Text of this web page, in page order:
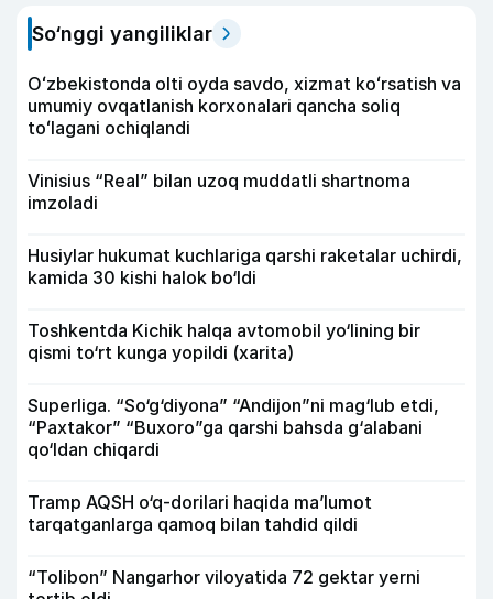
So‘nggi yangiliklar
Oʻzbekistonda olti oyda savdo, xizmat koʻrsatish va
umumiy ovqatlanish korxonalari qancha soliq
toʻlagani ochiqlandi
Vinisius “Real” bilan uzoq muddatli shartnoma
imzoladi
Husiylar hukumat kuchlariga qarshi raketalar uchirdi,
kamida 30 kishi halok bo‘ldi
Toshkentda Kichik halqa avtomobil yo‘lining bir
qismi to‘rt kunga yopildi (xarita)
Superliga. “So‘g‘diyona” “Andijon”ni mag‘lub etdi,
“Paxtakor” “Buxoro”ga qarshi bahsda g‘alabani
qo‘ldan chiqardi
Tramp AQSH o‘q-dorilari haqida ma’lumot
tarqatganlarga qamoq bilan tahdid qildi
“Tolibon” Nangarhor viloyatida 72 gektar yerni